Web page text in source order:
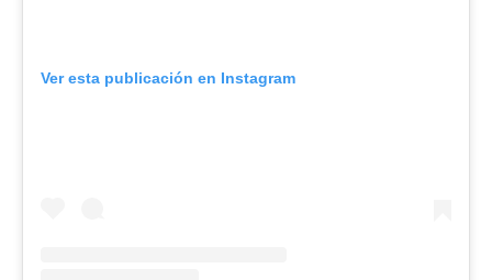
Ver esta publicación en Instagram